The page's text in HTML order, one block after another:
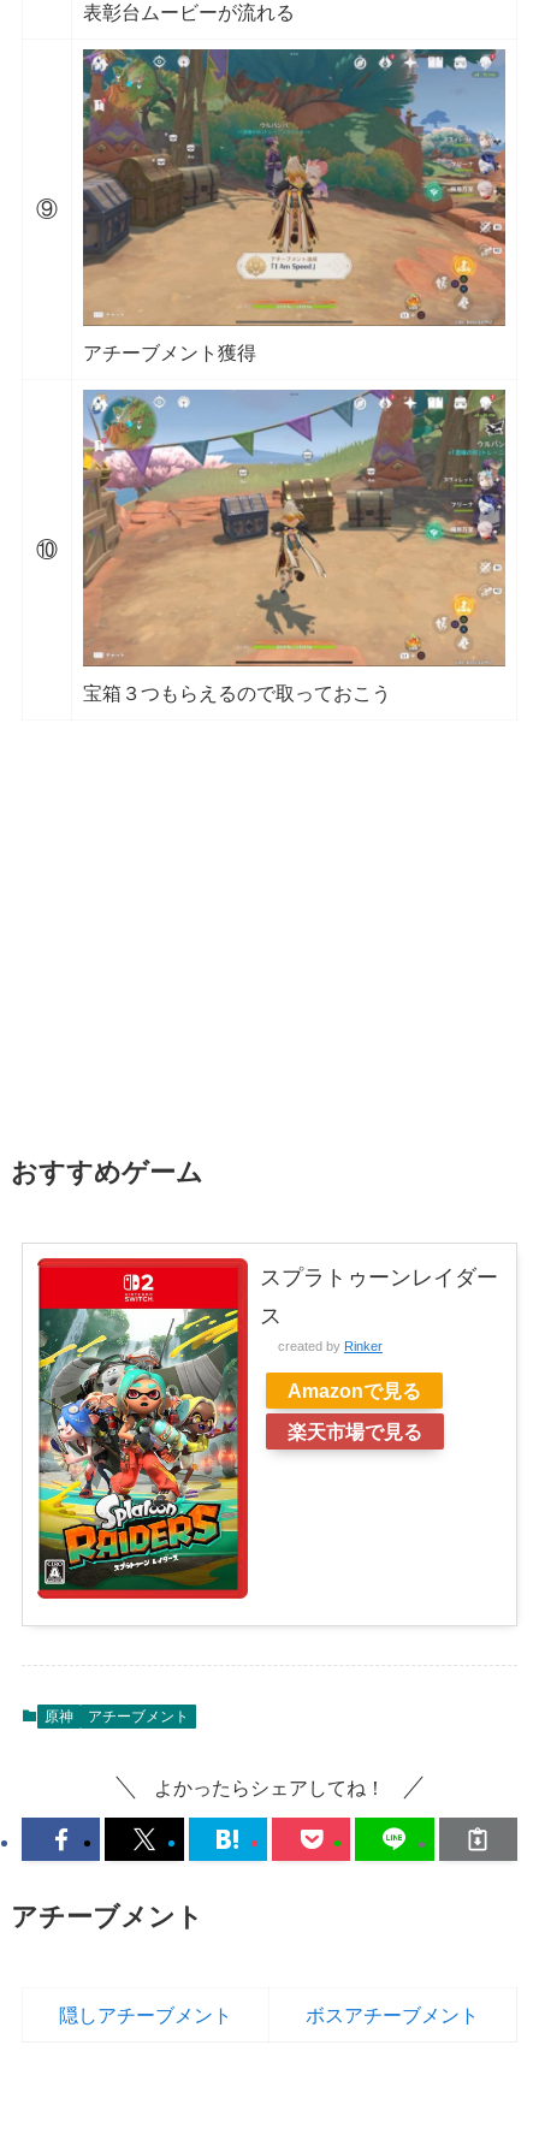
表彰台ムービーが流れる
⑨
アチーブメント獲得
⑩
宝箱３つもらえるので取っておこう
おすすめゲーム
スプラトゥーンレイダー
ス
created by Rinker
Amazonで見る
楽天市場で見る
原神 アチーブメント
よかったらシェアしてね！
アチーブメント
隠しアチーブメント ボスアチーブメント